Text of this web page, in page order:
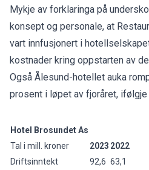
Mykje av forklaringa på
konsept og personale, at
vart innfusjonert i
kostnader kring oppstarten av
Også Ålesund-hotellet auka
prosent i løpet av fjoråret, ifølgje
Hotel Brosundet As
Tal i mill. kroner
2023 2022
Driftsinntekt
92,6 63,1